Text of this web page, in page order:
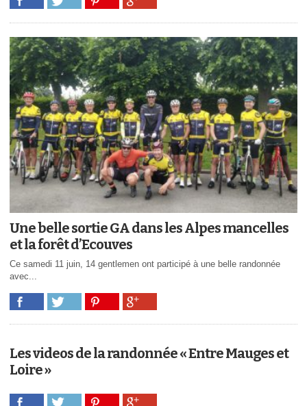
Une belle sortie GA dans les Alpes mancelles
et la forêt d’Ecouves
Ce samedi 11 juin, 14 gentlemen ont participé à une belle randonnée
avec...
Les videos de la randonnée « Entre Mauges et
Loire »